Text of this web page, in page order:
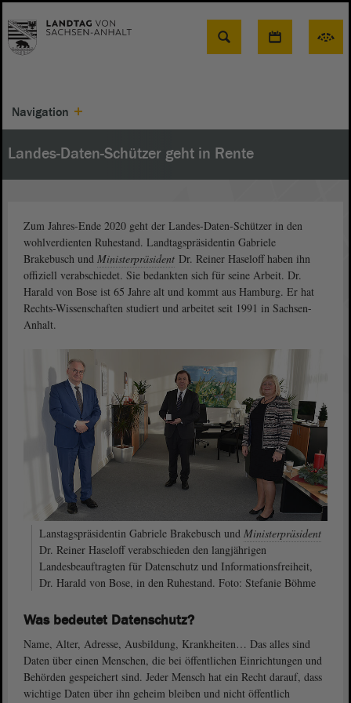
Suche
Navigation
Landes-Daten-Schützer geht in Rente
Zum Jahres-Ende 2020 geht der Landes-Daten-Schützer in den
wohlverdienten Ruhestand. Landtagspräsidentin Gabriele
Brakebusch und Ministerpräsident Dr. Reiner Haseloff haben ihn
offiziell verabschiedet. Sie bedankten sich für seine Arbeit. Dr.
Harald von Bose ist 65 Jahre alt und kommt aus Hamburg. Er hat
Rechts-Wissenschaften studiert und arbeitet seit 1991 in Sachsen-
Anhalt.
Lanstagspräsidentin Gabriele Brakebusch und Ministerpräsident
Dr. Reiner Haseloff verabschieden den langjährigen
Landesbeauftragten für Datenschutz und Informationsfreiheit,
Dr. Harald von Bose, in den Ruhestand. Foto: Stefanie Böhme
Was bedeutet Datenschutz?
Name, Alter, Adresse, Ausbildung, Krankheiten… Das alles sind
Daten über einen Menschen, die bei öffentlichen Einrichtungen und
Behörden gespeichert sind. Jeder Mensch hat ein Recht darauf, dass
wichtige Daten über ihn geheim bleiben und nicht öffentlich